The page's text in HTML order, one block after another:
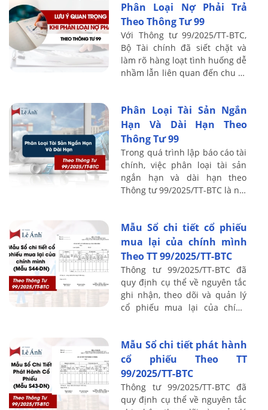
Phân Loại Nợ Phải Trả
Theo Thông Tư 99
Với Thông tư 99/2025/TT-BTC,
Bộ Tài chính đã siết chặt và
làm rõ hàng loạt tình huống dễ
nhầm lẫn liên quan đến chu kỳ
...
Phân Loại Tài Sản Ngắn
Hạn Và Dài Hạn Theo
Thông Tư 99
Trong quá trình lập báo cáo tài
chính, việc phân loại tài sản
ngắn hạn và dài hạn theo
Thông tư 99/2025/TT-BTC là nội
...
Mẫu Sổ chi tiết cổ phiếu
mua lại của chính mình
Theo TT 99/2025/TT-BTC
Thông tư 99/2025/TT-BTC đã
quy định cụ thể về nguyên tắc
ghi nhận, theo dõi và quản lý
cổ phiếu mua lại của chính
thiệu ...
Mẫu Sổ chi tiết phát hành
cổ phiếu Theo TT
99/2025/TT-BTC
Thông tư 99/2025/TT-BTC đã
quy định cụ thể về nguyên tắc